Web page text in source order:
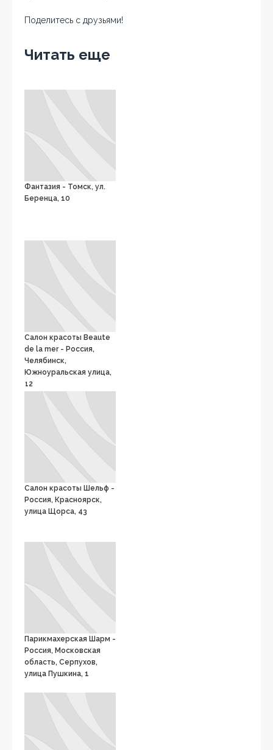
Поделитесь с друзьями!
Читать еще
Фантазия - Томск, ул.
Беренца, 10
Салон красоты Beaute
de la mer - Россия,
Челябинск,
Южноуральская улица,
12
Салон красоты Шельф -
Россия, Красноярск,
улица Щорса, 43
Парикмахерская Шарм -
Россия, Московская
область, Серпухов,
улица Пушкина, 1